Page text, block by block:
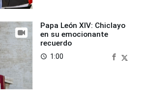
Papa León XIV: Chiclayo
en su emocionante
recuerdo
access_time 1:00